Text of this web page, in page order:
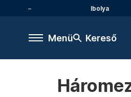
Ibolya
Menü Kereső